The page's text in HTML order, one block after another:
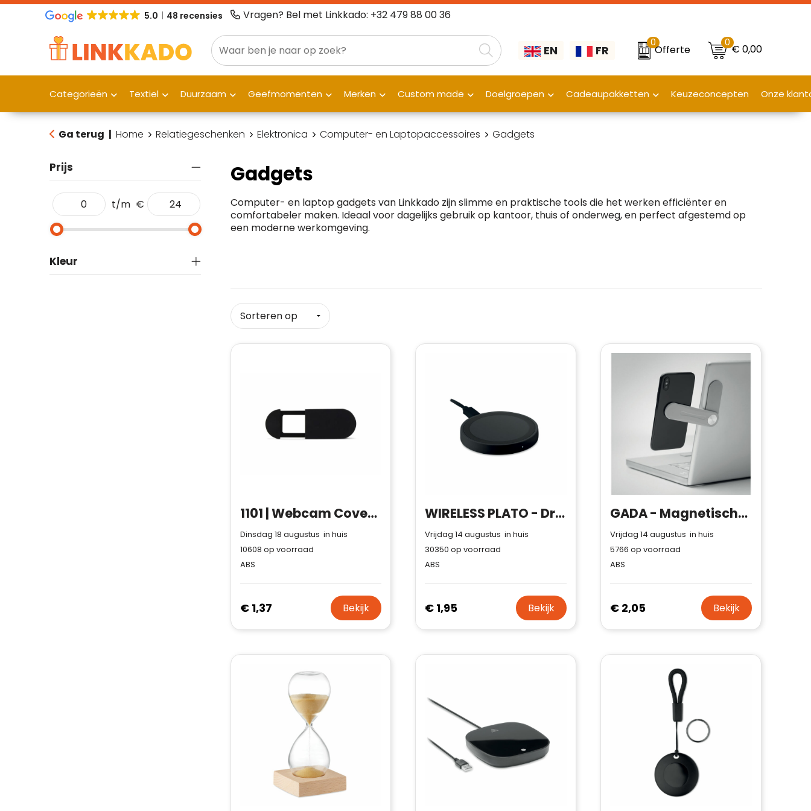
5.0 48 recensies Vragen? Bel met Linkkado: +32 479 88 00 36
EN FR
0
Offerte
0€ 0,00
Categorieën Textiel Duurzaam Geefmomenten Merken Custom made Doelgroepen Cadeaupakketten Keuzeconcepten Onze
Ga terug | Home Relatiegeschenken Elektronica Computer- en Laptopaccessoires Gadgets
Prijs
t/m €
Kleur
Gadgets
Computer- en laptop gadgets van Linkkado zijn slimme en praktische tools die het werken efficiënter en
comfortabeler maken. Ideaal voor dagelijks gebruik op kantoor, thuis of onderweg, en perfect afgestemd op
een moderne werkomgeving.
1101 | Webcam Cover It Up
Dinsdag 18 augustus in huis
10608 op voorraad
ABS
€ 1,37 Bekijk
WIRELESS PLATO - Draadloze oplader
Vrijdag 14 augustus in huis
30350 op voorraad
ABS
€ 1,95 Bekijk
GADA - Magnetische telefoonhouder
Vrijdag 14 augustus in huis
5766 op voorraad
ABS
€ 2,05 Bekijk
Klantenbeoordelingen laten zien
hoe een website in het
algemeen aan de behoeften
van klanten voldoet.
beoordelingsplatforms om
websitebezoekers toegang te
geven tot echte, geverifieerde
Trustindex meet voortdurend de
klanttevredenheid op basis van